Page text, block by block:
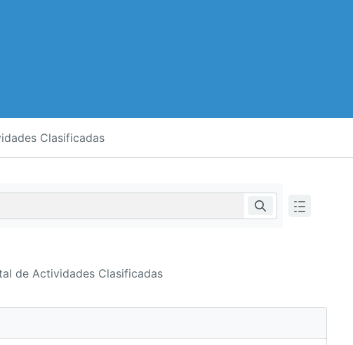
Clasificadas
de Actividades Clasificadas